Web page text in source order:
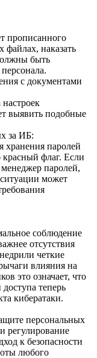
прописанного
файлах, наказать
быть
с документами
выявить подобные
за ИБ:
хранения паролей
флаг. Если
паролей,
может
соблюдение
отсутствия
четкие
влияния на
это означает, что
теперь
кибератаки.
персональных
к безопасности
любого